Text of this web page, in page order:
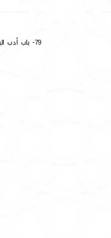
79- باب أدب اليتيم